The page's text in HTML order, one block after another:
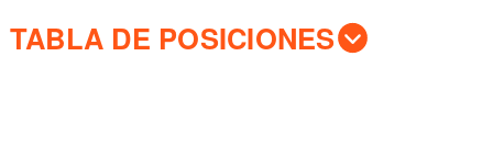
TABLA DE POSICIONES